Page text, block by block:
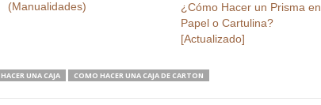
(Manualidades)
¿Cómo Hacer un Prisma en
Papel o Cartulina?
[Actualizado]
UNA CAJA COMO HACER UNA CAJA DE CARTON